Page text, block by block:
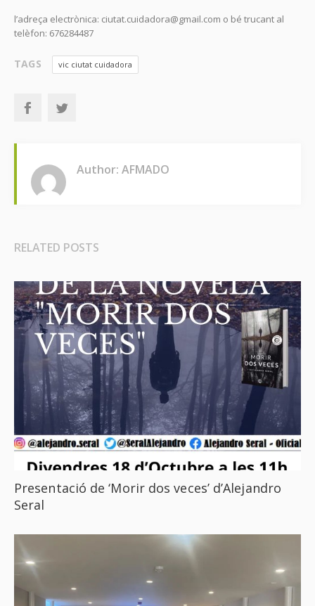
l’adreça electrònica: ciutat.cuidadora@gmail.com o bé trucant al
telèfon: 676284487
TAGS vic ciutat cuidadora
Author: AFMADO
RELATED POSTS
Presentació de ‘Morir dos veces’ d’Alejandro
Seral